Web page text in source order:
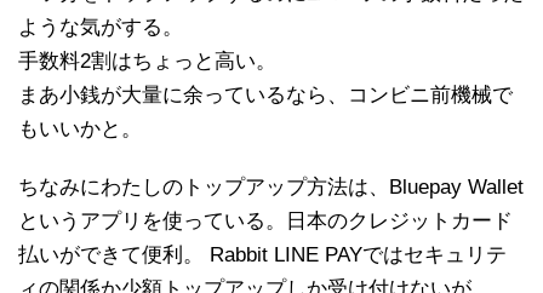
ような気がする。
手数料2割はちょっと高い。
まあ小銭が大量に余っているなら、コンビニ前機械で
もいいかと。
ちなみにわたしのトップアップ方法は、Bluepay Wallet
というアプリを使っている。日本のクレジットカード
払いができて便利。 Rabbit LINE PAYではセキュリテ